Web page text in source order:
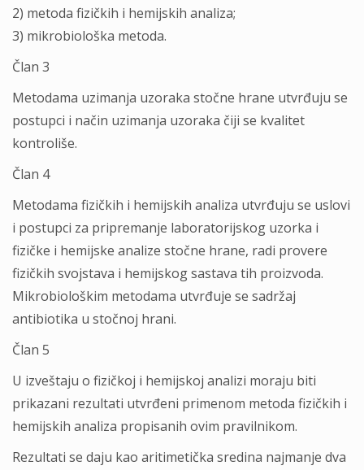
2) metoda fizičkih i hemijskih analiza;
3) mikrobiološka metoda.
Član 3
Metodama uzimanja uzoraka stočne hrane utvrđuju se
postupci i način uzimanja uzoraka čiji se kvalitet
kontroliše.
Član 4
Metodama fizičkih i hemijskih analiza utvrđuju se uslovi
i postupci za pripremanje laboratorijskog uzorka i
fizičke i hemijske analize stočne hrane, radi provere
fizičkih svojstava i hemijskog sastava tih proizvoda.
Mikrobiološkim metodama utvrđuje se sadržaj
antibiotika u stočnoj hrani.
Član 5
U izveštaju o fizičkoj i hemijskoj analizi moraju biti
prikazani rezultati utvrđeni primenom metoda fizičkih i
hemijskih analiza propisanih ovim pravilnikom.
Rezultati se daju kao aritimetička sredina najmanje dva